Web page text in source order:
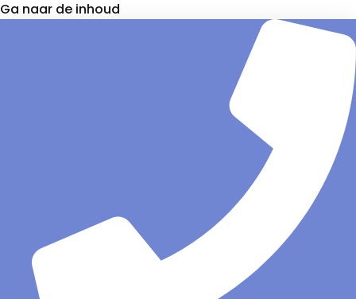
Ga naar de inhoud